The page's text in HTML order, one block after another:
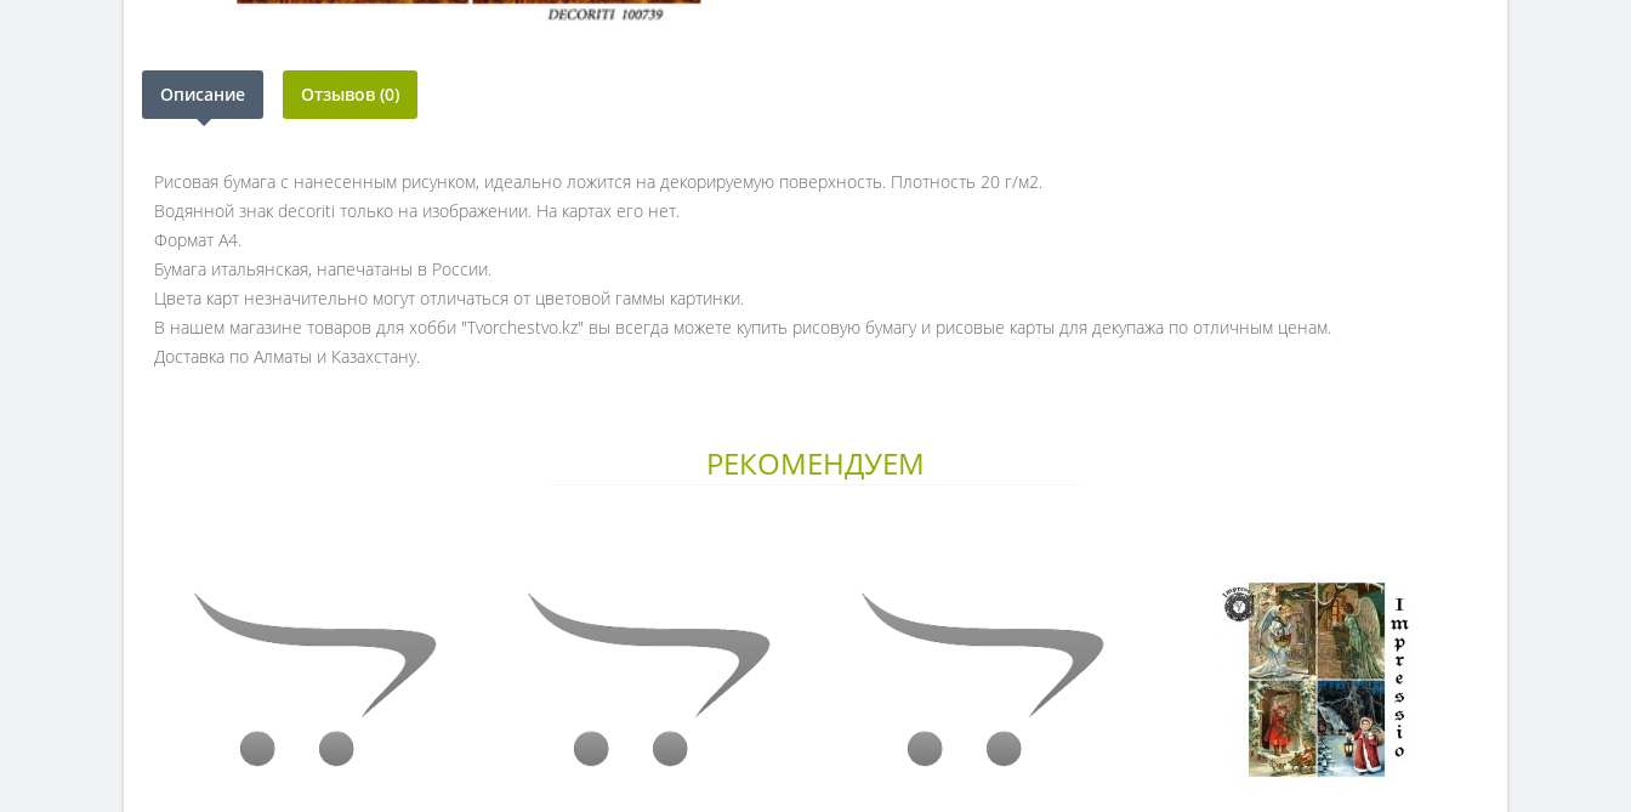
Описание Отзывов (0)
Рисовая бумага с нанесенным рисунком, идеально ложится на декорируемую поверхность. Плотность 20 г/м2.
Водянной знак decoriti только на изображении. На картах его нет.
Формат А4.
Бумага итальянская, напечатаны в России.
Цвета карт незначительно могут отличаться от цветовой гаммы картинки.
В нашем магазине товаров для хобби "Tvorchestvo.kz" вы всегда можете купить рисовую бумагу и рисовые карты для декупажа по отличным ценам.
Доставка по Алматы и Казахстану.
РЕКОМЕНДУЕМ